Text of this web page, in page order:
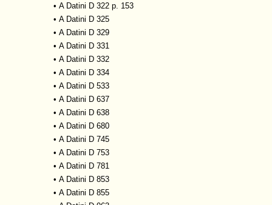
• A Datini D 322 p. 153
• A Datini D 325
• A Datini D 329
• A Datini D 331
• A Datini D 332
• A Datini D 334
• A Datini D 533
• A Datini D 637
• A Datini D 638
• A Datini D 680
• A Datini D 745
• A Datini D 753
• A Datini D 781
• A Datini D 853
• A Datini D 855